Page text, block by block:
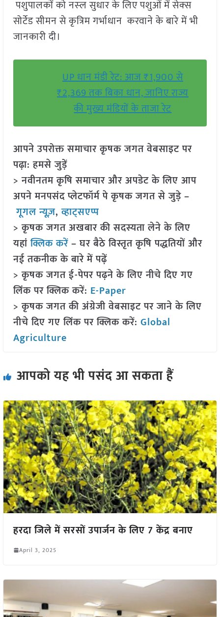
पशुपालकों को नस्‍ल सुधार के लिए पशुओं में सेक्‍स
सोर्टेड सीमन से कृत्रिम गर्भाधान करवाने के बारे में भी
जानकारी दी।
UP धान मंडी रेट: आज ₹1,900 से
₹2,369 तक बिका धान, जानिए राज्य
की मुख्य मंडियों के ताजा रेट
आपने उपरोक्त समाचार कृषक जगत वेबसाइट पर
पढ़ा: हमसे जुड़ें
> नवीनतम कृषि समाचार और अपडेट के लिए आप
अपने मनपसंद प्लेटफॉर्म पे कृषक जगत से जुड़े –
गूगल न्यूज़,व्हाट्सएप्प
> कृषक जगत अखबार की सदस्यता लेने के लिए
यहांक्लिक करें– घर बैठे विस्तृत कृषि पद्धतियों और
नई तकनीक के बारे में पढ़ें
> कृषक जगत ई-पेपर पढ़ने के लिए नीचे दिए गए
लिंक पर क्लिक करें: E-Paper
> कृषक जगत की अंग्रेजी वेबसाइट पर जाने के लिए
नीचे दिए गए लिंक पर क्लिक करें: Global
Agriculture
आपको यह भी पसंद आ सकता हैं
हरदा जिले में सरसों उपार्जन के लिए 7 केंद्र बनाए
April 3, 2025